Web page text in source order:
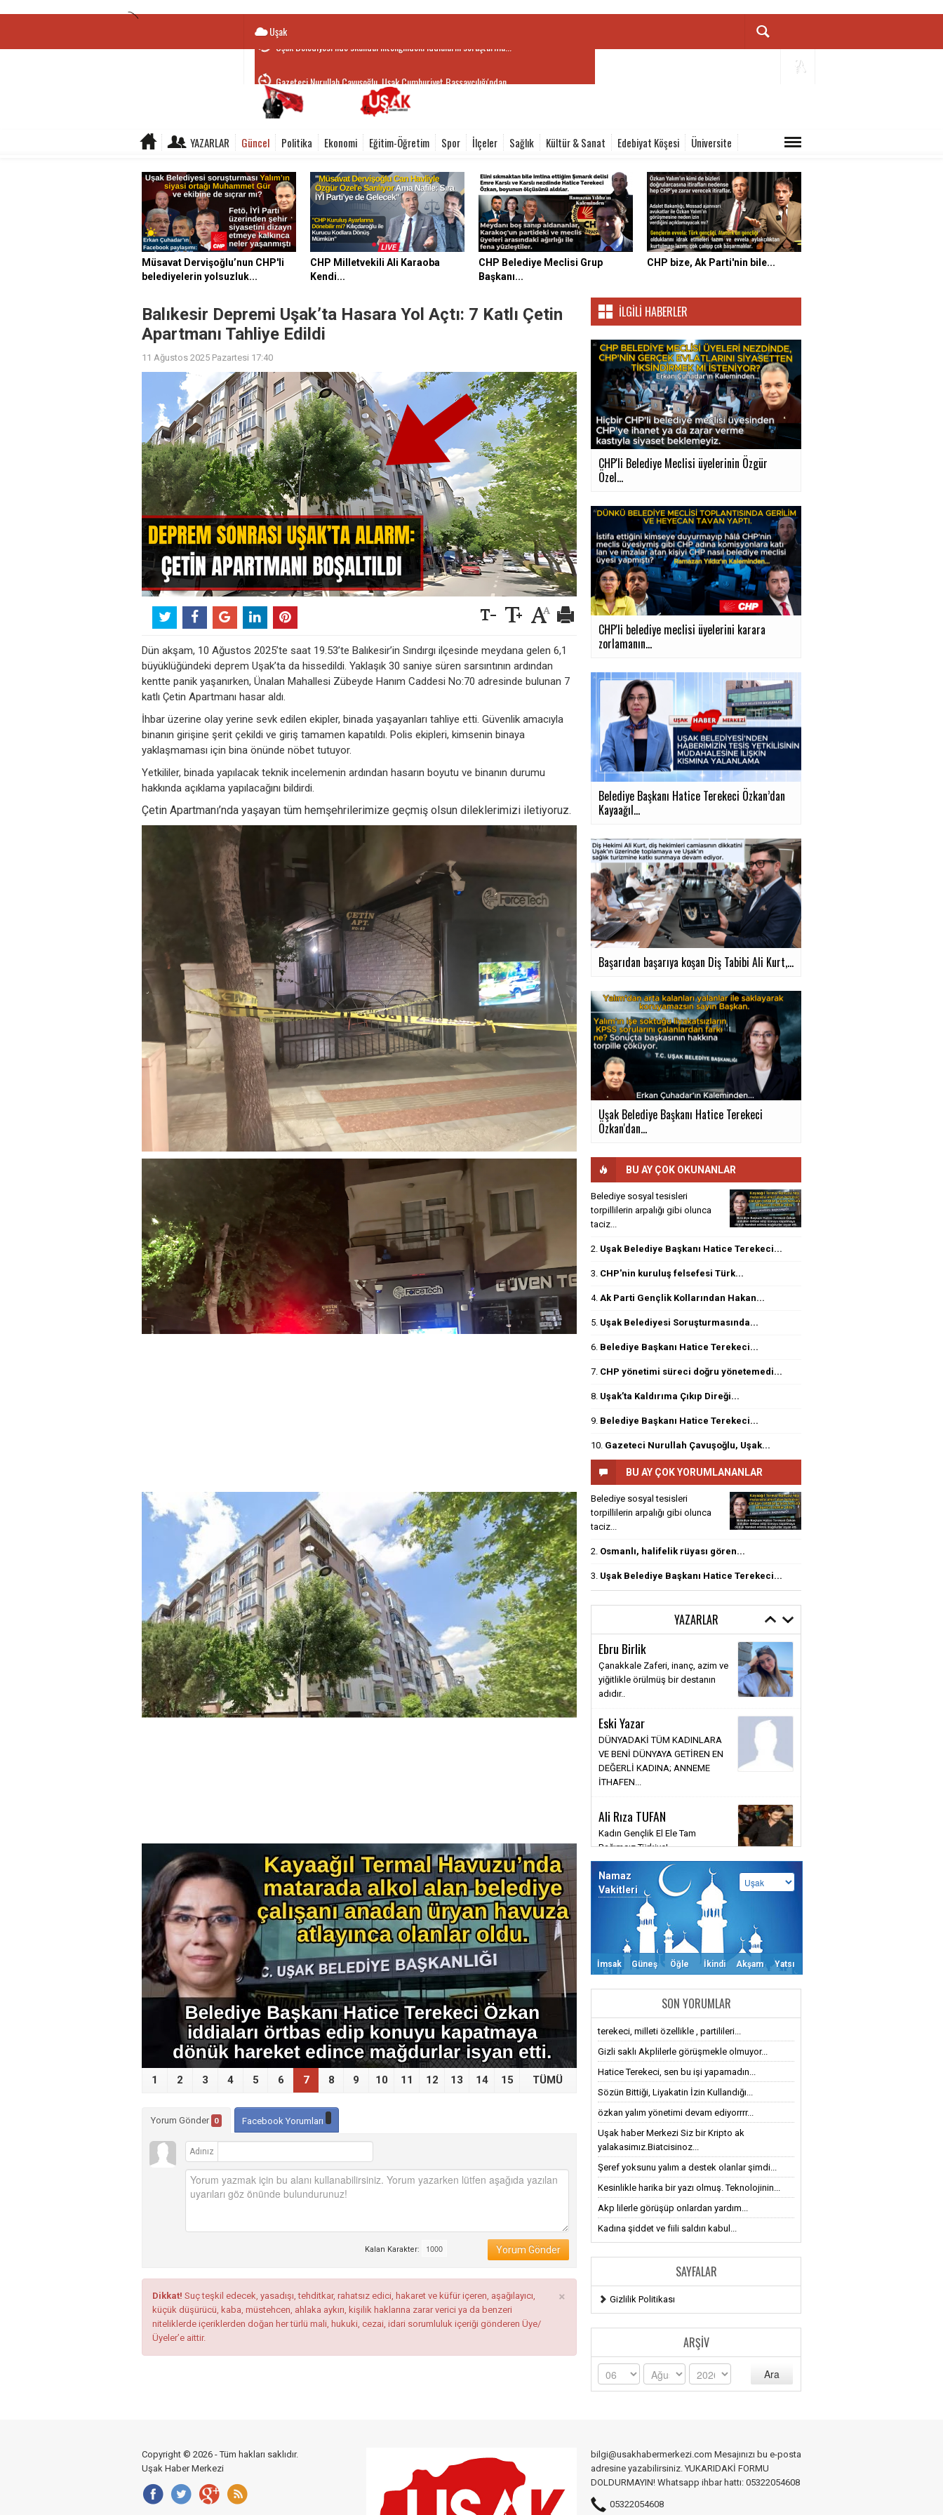
Uşak
YAZARLAR Güncel Politika Ekonomi Eğitim-Öğretim Spor İlçeler Sağlık Kültür & Sanat Edebiyat Köşesi Üniversite
Müsavat Dervişoğlu’nun CHP'li
belediyelerin yolsuzluk...
CHP Milletvekili Ali Karaoba
Kendi...
CHP Belediye Meclisi Grup
Başkanı...
CHP bize, Ak Parti'nin bile...
Balıkesir Depremi Uşak’ta Hasara Yol Açtı: 7 Katlı Çetin
Apartmanı Tahliye Edildi
11 Ağustos 2025 Pazartesi 17:40
Dün akşam, 10 Ağustos 2025’te saat 19.53’te Balıkesir’in Sındırgı ilçesinde meydana gelen 6,1
büyüklüğündeki deprem Uşak’ta da hissedildi. Yaklaşık 30 saniye süren sarsıntının ardından
kentte panik yaşanırken, Ünalan Mahallesi Zübeyde Hanım Caddesi No:70 adresinde bulunan 7
katlı Çetin Apartmanı hasar aldı.
İhbar üzerine olay yerine sevk edilen ekipler, binada yaşayanları tahliye etti. Güvenlik amacıyla
binanın girişine şerit çekildi ve giriş tamamen kapatıldı. Polis ekipleri, kimsenin binaya
yaklaşmaması için bina önünde nöbet tutuyor.
Yetkililer, binada yapılacak teknik incelemenin ardından hasarın boyutu ve binanın durumu
hakkında açıklama yapılacağını bildirdi.
Çetin Apartmanı’nda yaşayan tüm hemşehrilerimize geçmiş olsun dileklerimizi iletiyoruz.
1 2 3 4 5 6 7 8 9 10 11 12 13 14 15 TÜMÜ
›
Yorum Gönder 0 Facebook Yorumları
Adınız
Yorum Gönder
Kalan Karakter:
×
Dikkat! Suç teşkil edecek, yasadışı, tehditkar, rahatsız edici, hakaret ve küfür içeren, aşağılayıcı,
küçük düşürücü, kaba, müstehcen, ahlaka aykırı, kişilik haklarına zarar verici ya da benzeri
niteliklerde içeriklerden doğan her türlü mali, hukuki, cezai, idari sorumluluk içeriği gönderen Üye/
Üyeler’e aittir.
İLGILI HABERLER
CHP'li Belediye Meclisi üyelerinin Özgür
Özel...
CHP'li belediye meclisi üyelerini karara
zorlamanın...
Belediye Başkanı Hatice Terekeci Özkan’dan
Kayaağıl...
Başarıdan başarıya koşan Diş Tabibi Ali Kurt,...
Uşak Belediye Başkanı Hatice Terekeci
Özkan'dan...
BU AY ÇOK OKUNANLAR
Belediye sosyal tesisleri
torpillilerin arpalığı gibi olunca
taciz...
2. Uşak Belediye Başkanı Hatice Terekeci...
3. CHP'nin kuruluş felsefesi Türk...
4. Ak Parti Gençlik Kollarından Hakan...
5. Uşak Belediyesi Soruşturmasında...
6. Belediye Başkanı Hatice Terekeci...
7. CHP yönetimi süreci doğru yönetemedi...
8. Uşak’ta Kaldırıma Çıkıp Direği...
9. Belediye Başkanı Hatice Terekeci...
10. Gazeteci Nurullah Çavuşoğlu, Uşak...
BU AY ÇOK YORUMLANANLAR
Belediye sosyal tesisleri
torpillilerin arpalığı gibi olunca
taciz...
2. Osmanlı, halifelik rüyası gören...
3. Uşak Belediye Başkanı Hatice Terekeci...
YAZARLAR
Ebru Birlik
Çanakkale Zaferi, inanç, azim ve
yiğitlikle örülmüş bir destanın
adıdır..
Eski Yazar
DÜNYADAKİ TÜM KADINLARA
VE BENİ DÜNYAYA GETİREN EN
DEĞERLİ KADINA; ANNEME
İTHAFEN...
Ali Rıza TUFAN
Kadın Gençlik El Ele Tam
Bağımsız Türkiye!
Namaz
Vakitleri
İmsak Güneş Öğle İkindi Akşam Yatsı
SON YORUMLAR
terekeci, milleti özellikle , partilileri...
Gizli saklı Akplilerle görüşmekle olmuyor...
Hatice Terekeci, sen bu işi yapamadın...
Sözün Bittiği, Liyakatin İzin Kullandığı...
özkan yalım yönetimi devam ediyorrrr...
Uşak haber Merkezi Siz bir Kripto ak
yalakasimız.Biatcisinoz...
Şeref yoksunu yalım a destek olanlar şimdi...
Kesinlikle harika bir yazı olmuş. Teknolojinin...
Akp lilerle görüşüp onlardan yardım...
Kadına şiddet ve fiili saldırı kabul...
SAYFALAR
Gizlilik Politikası
ARŞIV
Ara
Copyright © 2026 - Tüm hakları saklıdır.
Uşak Haber Merkezi
bilgi@usakhabermerkezi.com Mesajınızı bu e-posta
adresine yazabilirsiniz. YUKARIDAKİ FORMU
DOLDURMAYIN! Whatsapp ihbar hattı: 05322054608
05322054608